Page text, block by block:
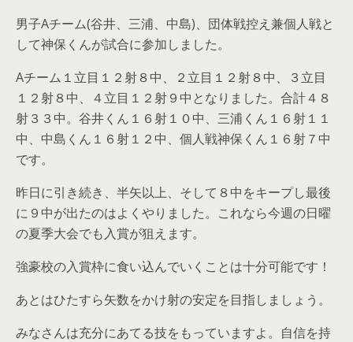
男子Aチーム(谷井、三浦、中島)、団体戦控え兼個人戦と
して神保くんが試合に参加しました。
Aチーム１立目１２射８中、２立目１２射８中、３立目
１２射８中、４立目１２射９中となりました。合計４８
射３３中。谷井くん１６射１０中、三浦くん１６射１１
中、中島くん１６射１２中、個人戦神保くん１６射７中
です。
昨日に引き続き、半矢以上、そして８中をキープし最後
に９中が出たのはよくやりました。これなら今週の日曜
の夏季大会でも入賞が狙えます。
強豪校の入賞枠に食い込んでいくことは十分可能です！
あとはひたすら矢数をかけ射の安定を目指しましょう。
みなさんは充分にあてる技をもっていますよ。自信を持